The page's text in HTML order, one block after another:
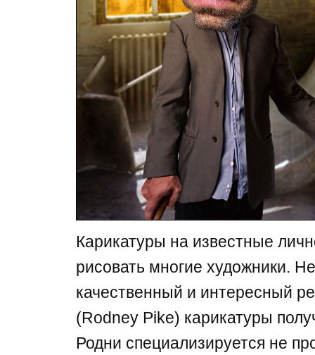
Карикатуры на известные
рисовать многие художники.
качественный и интересный
(Rodney Pike) карикатуры
Родни специализируется не